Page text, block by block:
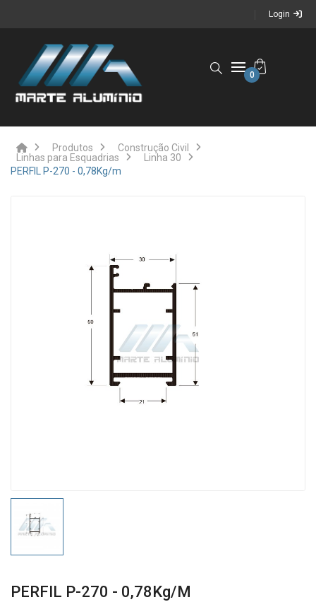
Login
0
Produtos
Construção Civil
Linhas para Esquadrias
Linha 30
PERFIL P-270 - 0,78Kg/m
PERFIL P-270 - 0,78Kg/m